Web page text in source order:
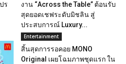
ร
งาน “Across the Table” ต้อนรับ
สุดยอดเชฟระดับมิชลิน สู่
ประสบการณ์ Luxury...
Entertainment
สิ้นสุดการรอคอย MONO
Original เผยโฉมภาพชุดแรก ใน